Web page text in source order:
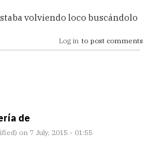
volviendo loco buscándolo
Log in to post comments
de
on 7 July, 2015 - 01:55